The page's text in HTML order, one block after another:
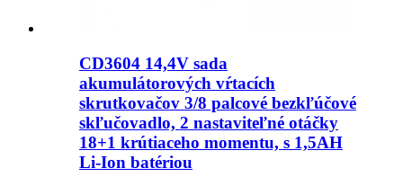
CD3604 14,4V sada
akumulátorových vŕtacích
skrutkovačov 3/8 palcové bezkľúčové
skľučovadlo, 2 nastaviteľné otáčky
18+1 krútiaceho momentu, s 1,5AH
Li-Ion batériou